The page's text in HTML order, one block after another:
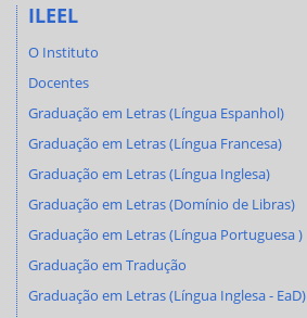
ILEEL
O Instituto
Docentes
Graduação em Letras (Língua Espanhol)
Graduação em Letras (Língua Francesa)
Graduação em Letras (Língua Inglesa)
Graduação em Letras (Domínio de Libras)
Graduação em Letras (Língua Portuguesa )
Graduação em Tradução
Graduação em Letras (Língua Inglesa - EaD)